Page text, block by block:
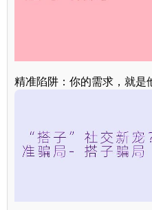
精准陷阱：你的需求，就是